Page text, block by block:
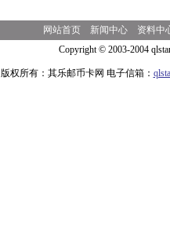
网站首页 新闻中心
资料中
Copyright © 2003-2004
版权所有：其乐邮币卡网 电子信箱：